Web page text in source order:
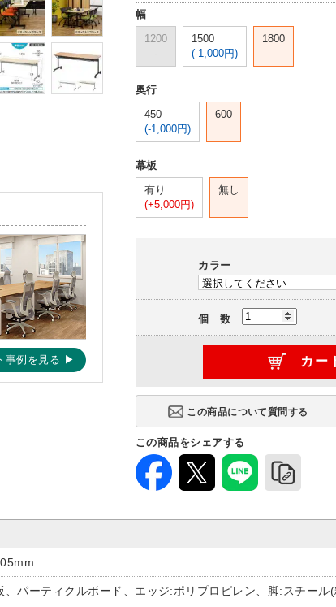
事例を見る ▶
幅
1200
-
1500
(-1,000円)
1800
奥行
450
(-1,000円)
600
幕板
有り
(+5,000円)
無し
カラー
個 数
この商品をシェアする
、パーティクルボード、エッジ:ポリプロピレン、脚:スチール